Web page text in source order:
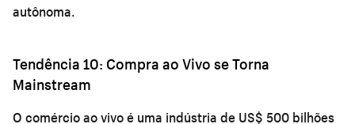
autônoma.
Tendência 10: Compra ao Vivo se Torna
Mainstream
O comércio ao vivo é uma indústria de US$ 500 bilhões